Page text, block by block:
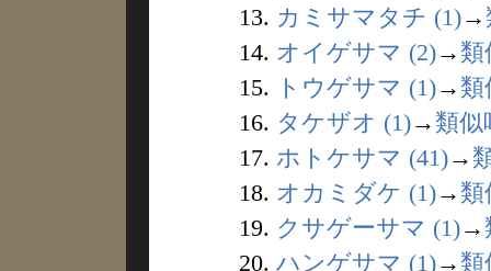
13. カミサマタチ (1)→
14. オイゲサマ (2)→ 類
15.
トウゲサマ (1)→ 類
16. タケザオ (1)→ 類似
17. ホトケサマ (41)→
18. オカミダケ (1)→ 類
19. クサゲーサマ (1)→
20. ハンゲサマ (1)→ 類